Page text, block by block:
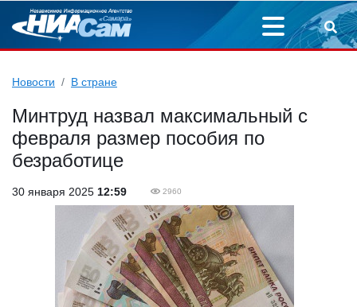
Новости В стране
Минтруд назвал максимальный с
февраля размер пособия по
безработице
30 января 2025 12:59 2960